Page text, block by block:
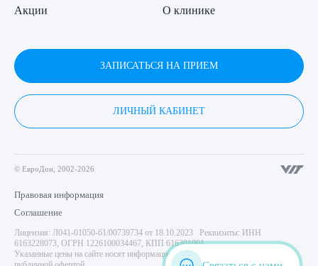
Акции О клинике
ЗАПИСАТЬСЯ НА ПРИЕМ
ЛИЧНЫЙ КАБИНЕТ
© ЕвроДон, 2002-2026
Правовая информация
Соглашение
Лицензия: Л041-01050-61/00739734 от 18.10.2023 Реквизиты: ИНН
6163228073, ОГРН 1226100034467, КПП 616301001
Указанные цены на сайте носят информационный характер и не являются